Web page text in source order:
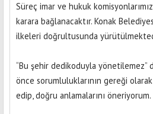
Süreç imar ve hukuk
karara bağlanacaktır. Konak
ilkeleri doğrultusunda
“Bu şehir dedikoduyla yönetilemez”
önce sorumluluklarının gereği
edip, doğru anlamalarını öneriyorum.